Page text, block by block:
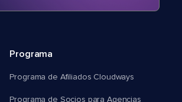
Programa
Programa de Afiliados Cloudways
Programa de Socios para Agencias